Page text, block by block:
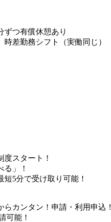
つ有償休憩あり
差勤務シフト（実働同じ）
度スタート！
る」！
5分で受け取り可能！
らカンタン！申請・利用申込！
可能！